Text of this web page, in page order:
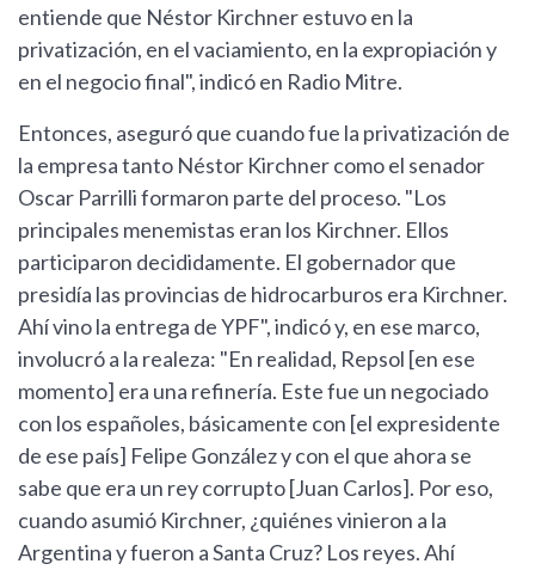
entiende que Néstor Kirchner estuvo en la
privatización, en el vaciamiento, en la expropiación y
en el negocio final", indicó en Radio Mitre.
Entonces, aseguró que cuando fue la privatización de
la empresa tanto Néstor Kirchner como el senador
Oscar Parrilli formaron parte del proceso. "Los
principales menemistas eran los Kirchner. Ellos
participaron decididamente. El gobernador que
presidía las provincias de hidrocarburos era Kirchner.
Ahí vino la entrega de YPF", indicó y, en ese marco,
involucró a la realeza: "En realidad, Repsol [en ese
momento] era una refinería. Este fue un negociado
con los españoles, básicamente con [el expresidente
de ese país] Felipe González y con el que ahora se
sabe que era un rey corrupto [Juan Carlos]. Por eso,
cuando asumió Kirchner, ¿quiénes vinieron a la
Argentina y fueron a Santa Cruz? Los reyes. Ahí